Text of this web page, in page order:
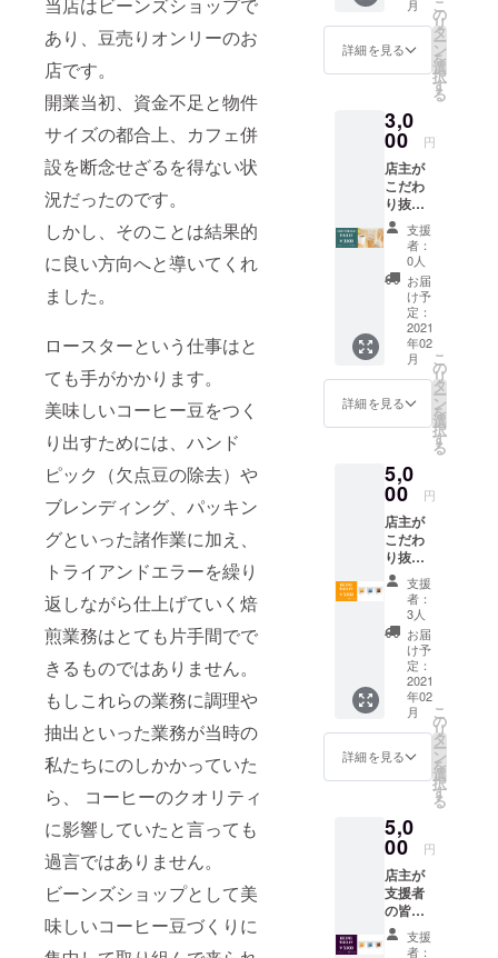
あり、豆売りオンリーのお
店です。
開業当初、資金不足と物件
サイズの都合上、カフェ併
設を断念せざるを得ない状
況だったのです。
しかし、そのことは結果的
に良い方向へと導いてくれ
ました。
ロースターという仕事はと
ても手がかかります。
美味しいコーヒー豆をつく
り出すためには、ハンド
ピック（欠点豆の除去）や
ブレンディング、パッキン
グといった諸作業に加え、
トライアンドエラーを繰り
返しながら仕上げていく焙
煎業務はとても片手間でで
きるものではありません。
もしこれらの業務に調理や
抽出といった業務が当時の
私たちにのしかかっていた
ら、 コーヒーのクオリティ
に影響していたと言っても
過言ではありません。
ビーンズショップとして美
味しいコーヒー豆づくりに
ドリッ
プコー
ヒー４
杯分の
チケッ
す。 お
近くに
お住ま
いの方
はぜひ
飲みに
ご来店
くださ
い！ ※
使用期
限：お
届け日
から１
年間
月
詳細を見る
こ
の
リ
タ
ー
ン
を
選
択
す
る
3,0
00 円
店主が
こだわ
り抜い
て作り
上げた
自慢の
ブレン
ドコー
ヒー豆
を詰め
たダン
ク式の
コー
ヒー
バッグ
２種類
０袋
（各５
袋ず
つ）送
らせて
いただ
きま
す。抽
出器具
をお持
ちでな
くても
お召し
上がれ
ます。
創業時
より多
続けて
いる
コー
ヒーを
どうぞ
ご堪能
くださ
い。
支援
者：
0人
お届
け予
定：
2021
年02
月
詳細を見る
こ
の
リ
タ
ー
ン
を
選
択
す
る
5,0
00 円
店主が
こだわ
り抜い
て作り
上げた
自慢の
ブレン
ドコー
ヒー豆
を３種
類（各
100g）
送らせ
ていた
だきま
す。 創
多くの
お客様
に愛さ
れ続け
ている
コー
ヒーを
どうぞ
支援
者：
3人
お届
け予
定：
2021
年02
月
詳細を見る
こ
の
リ
タ
ー
ン
を
選
択
す
る
5,0
00 円
店主が
支援者
の皆様
に、ぜ
ひ飲ん
支援
者：